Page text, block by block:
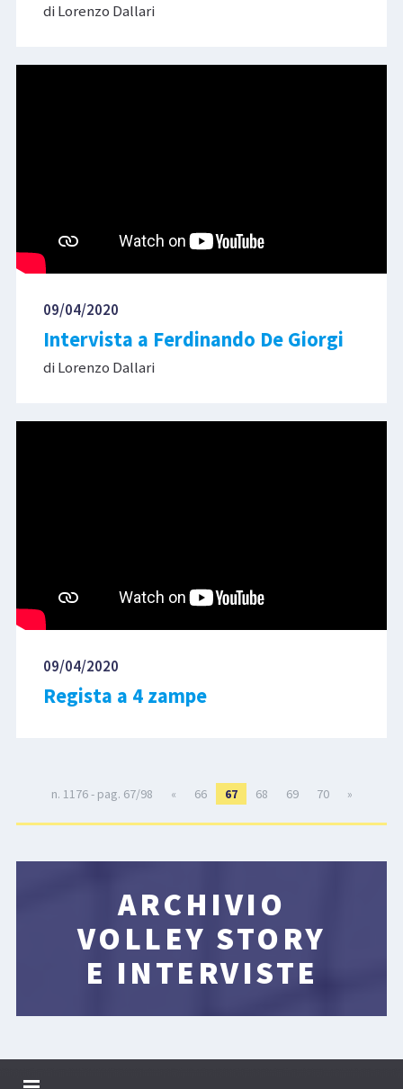
di Lorenzo Dallari
09/04/2020
Intervista a Ferdinando De Giorgi
di Lorenzo Dallari
09/04/2020
Regista a 4 zampe
n. 1176 - pag. 67/98 « 66 67 68 69 70 »
ARCHIVIO
VOLLEY STORY
E INTERVISTE